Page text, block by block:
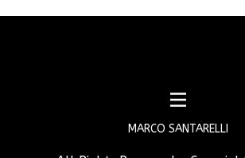
MARCO SANTARELLI